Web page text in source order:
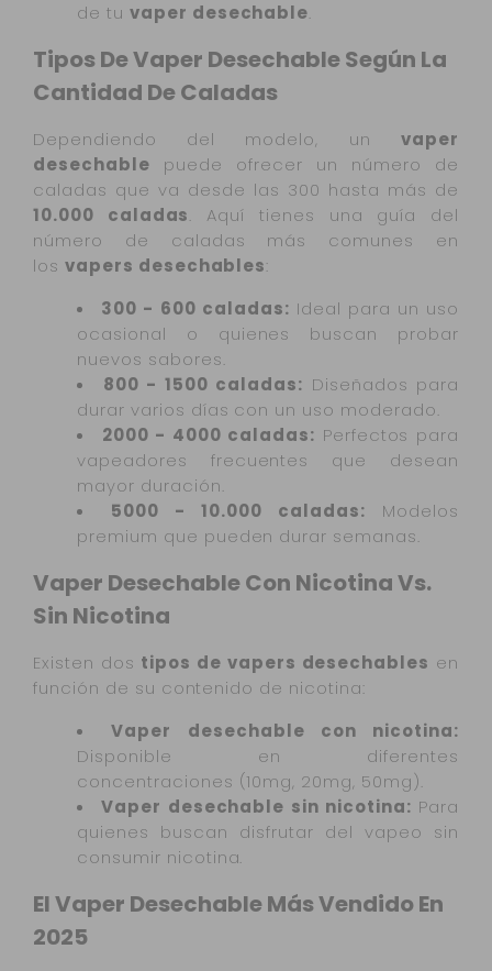
de tu vaper desechable.
Tipos De Vaper Desechable Según La
Cantidad De Caladas
Dependiendo del modelo, unvaper
desechable puede ofrecer un número de
caladas que va desde las 300 hasta más de
10.000 caladas. Aquí tienes una guía del
número de caladas más comunes en
los vapers desechables:
300 - 600 caladas: Ideal para un uso
ocasional o quienes buscan probar
nuevos sabores.
800 - 1500 caladas: Diseñados para
durar varios días con un uso moderado.
2000 - 4000 caladas: Perfectos para
vapeadores frecuentes que desean
mayor duración.
5000 - 10.000 caladas: Modelos
premium que pueden durar semanas.
Vaper Desechable Con Nicotina Vs.
Sin Nicotina
Existen dos tipos de vapers desechables en
función de su contenido de nicotina:
Vaper desechable con nicotina:
Disponible en diferentes
concentraciones (10mg, 20mg, 50mg).
Vaper desechable sin nicotina: Para
quienes buscan disfrutar del vapeo sin
consumir nicotina.
El Vaper Desechable Más Vendido En
2025